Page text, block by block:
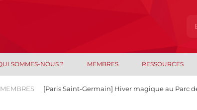
SOMMES-NOUS ? MEMBRES RESSOURCES
[Paris Saint-Germain] Hiver magique au Parc